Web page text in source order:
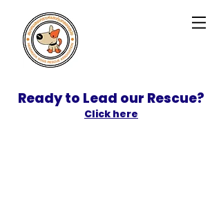
Ready to Lead our Rescue?
Click here